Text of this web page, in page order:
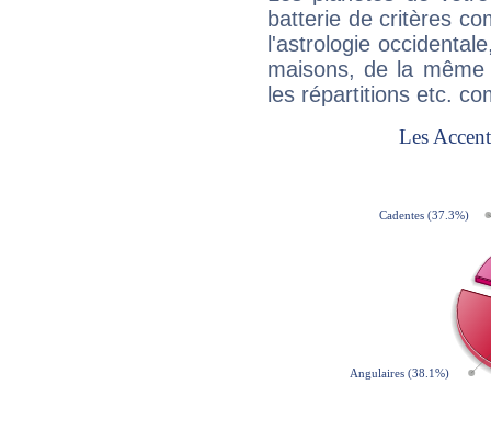
batterie de critères
l'astrologie
maisons, de la
les répartitions etc.